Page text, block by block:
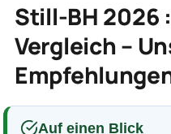
Wohnen
Service
Still-BH 2026
Vergleich –
Auf einen Blick